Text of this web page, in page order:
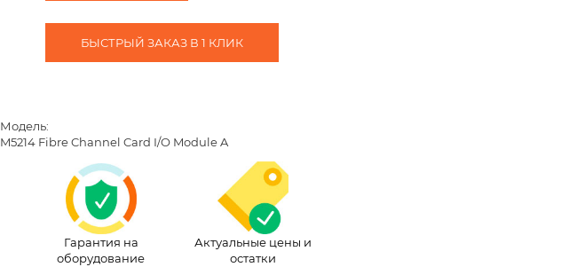
БЫСТРЫЙ ЗАКАЗ В 1 КЛИК
Модель:
M5214 Fibre Channel Card I/O Module A
Гарантия на
оборудование
Актуальные цены и
остатки